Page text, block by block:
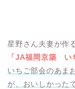
星野さん夫妻が作
「JA福岡京築 い
いちご部会のあま
が、おいしかった